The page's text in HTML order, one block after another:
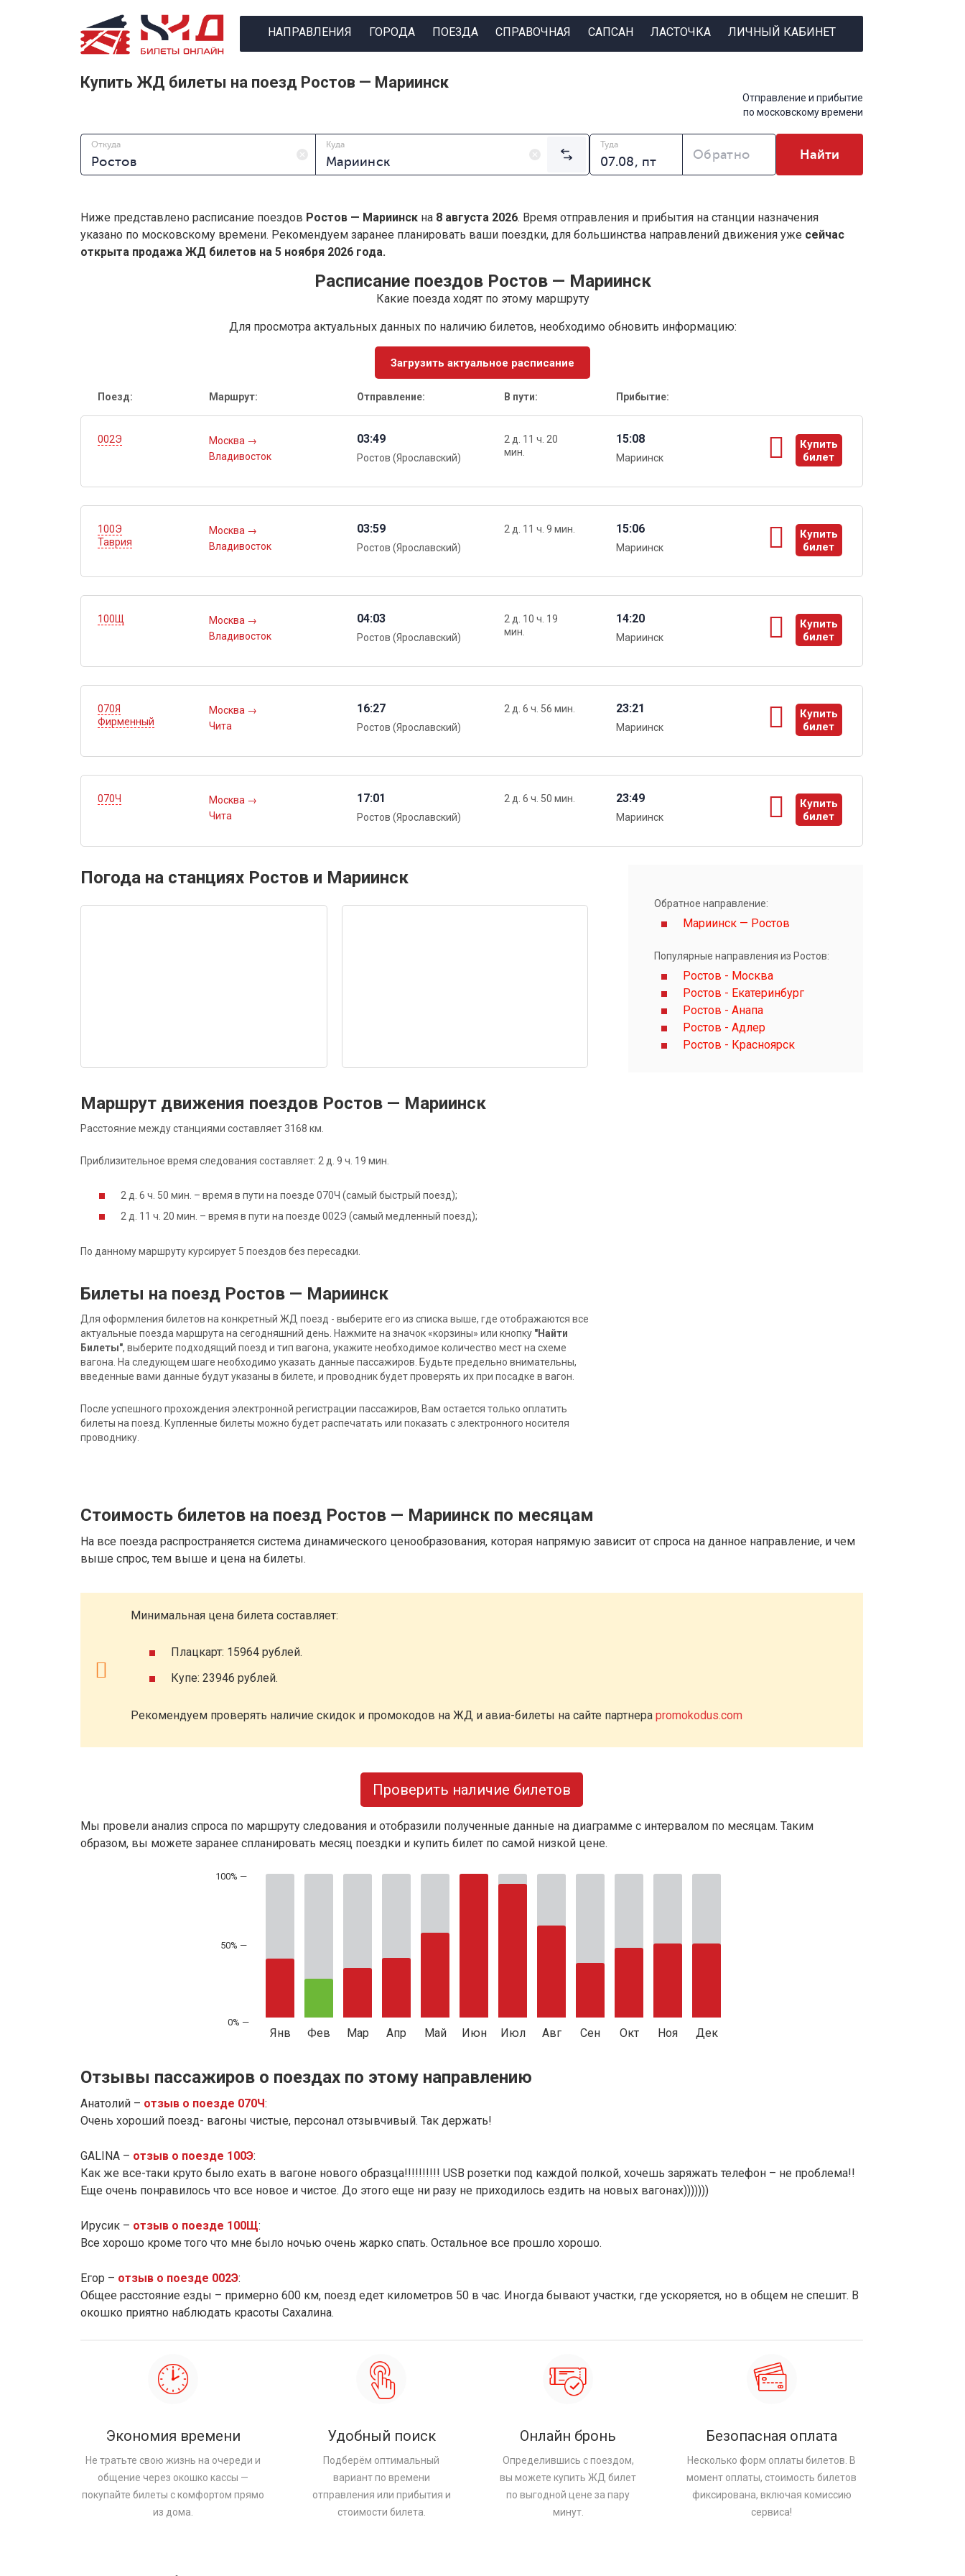
НАПРАВЛЕНИЯ ГОРОДА ПОЕЗДА СПРАВОЧНАЯ САПСАН ЛАСТОЧКА ЛИЧНЫЙ КАБИНЕТ
Купить ЖД билеты на поезд Ростов — Мариинск
Отправление и прибытие
по московскому времени
Откуда Куда Туда
Обратно Найти
Ниже представлено расписание поездов Ростов — Мариинск на 8 августа 2026. Время отправления и прибытия на станции назначения
указано по московскому времени. Рекомендуем заранее планировать ваши поездки, для большинства направлений движения уже сейчас
открыта продажа ЖД билетов на 5 ноября 2026 года.
Расписание поездов Ростов — Мариинск
Какие поезда ходят по этому маршруту
Для просмотра актуальных данных по наличию билетов, необходимо обновить информацию:
Загрузить актуальное расписание
Поезд: Маршрут: Отправление: В пути: Прибытие:
002Э Москва →
Владивосток
03:49
Ростов (Ярославский)
2 д. 11 ч. 20
мин.
15:08
Мариинск
Купить
билет
ы
100Э
Таврия
Москва →
Владивосток
03:59
Ростов (Ярославский)
2 д. 11 ч. 9 мин. 15:06
Мариинск
Купить
билет
ы
100Щ Москва →
Владивосток
04:03
Ростов (Ярославский)
2 д. 10 ч. 19
мин.
14:20
Мариинск
Купить
билет
ы
070Я
Фирменный
Москва →
Чита
16:27
Ростов (Ярославский)
2 д. 6 ч. 56 мин. 23:21
Мариинск
Купить
билет
ы
070Ч Москва →
Чита
17:01
Ростов (Ярославский)
2 д. 6 ч. 50 мин. 23:49
Мариинск
Купить
билет
ы
Погода на станциях Ростов и Мариинск
Маршрут движения поездов Ростов — Мариинск
Расстояние между станциями составляет 3168 км.
Приблизительное время следования составляет: 2 д. 9 ч. 19 мин.
2 д. 6 ч. 50 мин. – время в пути на поезде 070Ч (самый быстрый поезд);
2 д. 11 ч. 20 мин. – время в пути на поезде 002Э (самый медленный поезд);
По данному маршруту курсирует 5 поездов без пересадки.
Билеты на поезд Ростов — Мариинск
Для оформления билетов на конкретный ЖД поезд - выберите его из списка выше, где отображаются все
актуальные поезда маршрута на сегодняшний день. Нажмите на значок «корзины» или кнопку "Найти
Билеты", выберите подходящий поезд и тип вагона, укажите необходимое количество мест на схеме
вагона. На следующем шаге необходимо указать данные пассажиров. Будьте предельно внимательны,
введенные вами данные будут указаны в билете, и проводник будет проверять их при посадке в вагон.
После успешного прохождения электронной регистрации пассажиров, Вам остается только оплатить
билеты на поезд. Купленные билеты можно будет распечатать или показать с электронного носителя
проводнику.
Обратное направление:
Мариинск — Ростов
Популярные направления из Ростов:
Ростов - Москва
Ростов - Екатеринбург
Ростов - Анапа
Ростов - Адлер
Ростов - Красноярск
Стоимость билетов на поезд Ростов — Мариинск по месяцам
На все поезда распространяется система динамического ценообразования, которая напрямую зависит от спроса на данное направление, и чем
выше спрос, тем выше и цена на билеты.
Минимальная цена билета составляет:
Плацкарт: 15964 рублей.
Купе: 23946 рублей.
Рекомендуем проверять наличие скидок и промокодов на ЖД и авиа-билеты на сайте партнера promokodus.com
Проверить наличие билетов
Мы провели анализ спроса по маршруту следования и отобразили полученные данные на диаграмме с интервалом по месяцам. Таким
образом, вы можете заранее спланировать месяц поездки и купить билет по самой низкой цене.
50% —
Янв Фев Мар Апр Май Июн Июл Авг Сен Окт Ноя Дек
Отзывы пассажиров о поездах по этому направлению
Анатолий – отзыв о поезде 070Ч:
Очень хороший поезд- вагоны чистые, персонал отзывчивый. Так держать!
GALINA – отзыв о поезде 100Э:
Как же все-таки круто было ехать в вагоне нового образца!!!!!!!!!! USB розетки под каждой полкой, хочешь заряжать телефон – не проблема!!
Еще очень понравилось что все новое и чистое. До этого еще ни разу не приходилось ездить на новых вагонах)))))))
Ирусик – отзыв о поезде 100Щ:
Все хорошо кроме того что мне было ночью очень жарко спать. Остальное все прошло хорошо.
Егор – отзыв о поезде 002Э:
Общее расстояние езды – примерно 600 км, поезд едет километров 50 в час. Иногда бывают участки, где ускоряется, но в общем не спешит. В
окошко приятно наблюдать красоты Сахалина.
Экономия времени
Не тратьте свою жизнь на очереди и
общение через окошко кассы —
покупайте билеты с комфортом прямо
из дома.
Удобный поиск
Подберём оптимальный
вариант по времени
отправления или прибытия и
стоимости билета.
Онлайн бронь
Определившись с поездом,
вы можете купить ЖД билет
по выгодной цене за пару
минут.
Безопасная оплата
Несколько форм оплаты билетов. В
момент оплаты, стоимость билетов
фиксирована, включая комиссию
сервиса!